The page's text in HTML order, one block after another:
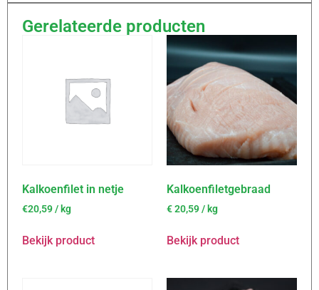
Gerelateerde producten
Kalkoenfilet in netje
€20,59 / kg
Bekijk product
Kalkoenfiletgebraad
€20,59/ kg
Bekijk product